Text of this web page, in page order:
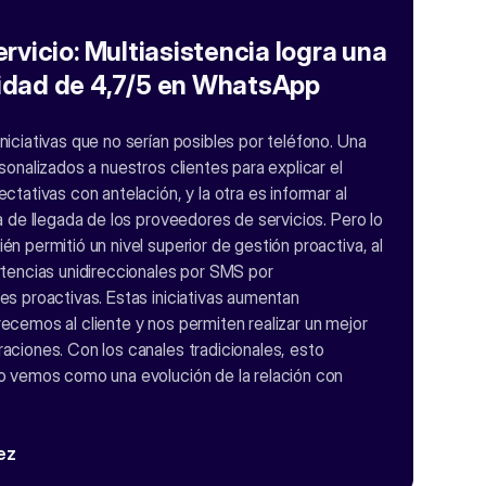
Multiasistencia logra una
de 4,7/5 en WhatsApp
que no serían posibles por teléfono. Una
a nuestros clientes para explicar el
con antelación, y la otra es informar al
llegada de los proveedores de servicios. Pero lo
permitió un nivel superior de gestión proactiva, al
unidireccionales por SMS por
proactivas. Estas iniciativas aumentan
al cliente y nos permiten realizar un mejor
Con los canales tradicionales, esto
vemos como una evolución de la relación con